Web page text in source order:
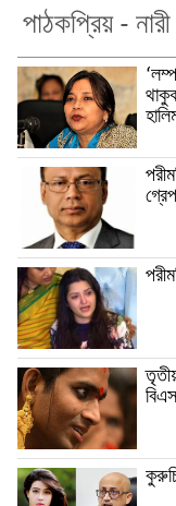
পাঠকপ্রিয় - নারী